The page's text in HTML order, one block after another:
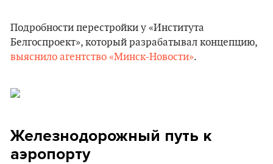
Подробности перестройки у «Института
Белгоспроект», который разрабатывал концепцию,
выяснило агентство «Минск-Новости».
Железнодорожный путь к
аэропорту